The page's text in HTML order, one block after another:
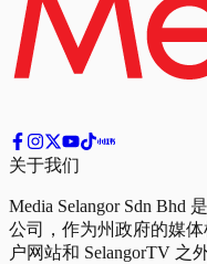
关于我们
Media Selangor Sdn Bhd
公司，作为州政府的媒体
户网站和 SelangorTV 之